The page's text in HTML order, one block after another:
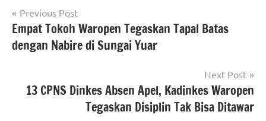
Navigasi
pos
Previous Post
Empat Tokoh Waropen Tegaskan Tapal Batas
dengan Nabire di Sungai Yuar
Next Post
13 CPNS Dinkes Absen Apel, Kadinkes Waropen
Tegaskan Disiplin Tak Bisa Ditawar